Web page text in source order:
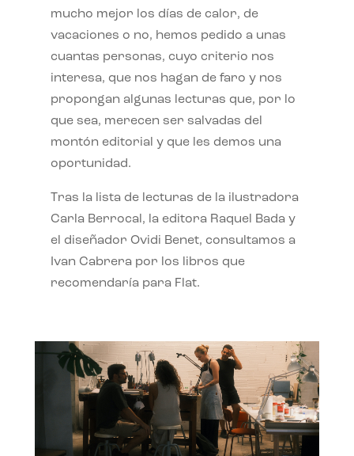
mucho mejor los días de calor, de
vacaciones o no, hemos pedido a unas
cuantas personas, cuyo criterio nos
interesa, que nos hagan de faro y nos
propongan algunas lecturas que, por lo
que sea, merecen ser salvadas del
montón editorial y que les demos una
oportunidad.
Tras la lista de lecturas de la ilustradora
Carla Berrocal, la editora Raquel Bada y
el diseñador Ovidi Benet, consultamos a
Ivan Cabrera por los libros que
recomendaría para Flat.